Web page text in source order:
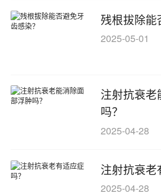
残根拔除能
2025-05-01
注射抗衰老
吗？
2025-04-28
注射抗衰老
2025-04-28